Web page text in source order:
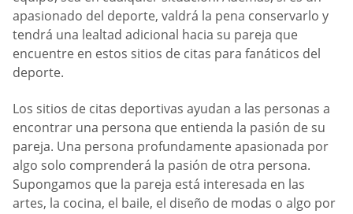
apasionado del deporte, valdrá la pena conservarlo y
tendrá una lealtad adicional hacia su pareja que
encuentre en estos sitios de citas para fanáticos del
deporte.
Los sitios de citas deportivas ayudan a las personas a
encontrar una persona que entienda la pasión de su
pareja. Una persona profundamente apasionada por
algo solo comprenderá la pasión de otra persona.
Supongamos que la pareja está interesada en las
artes, la cocina, el baile, el diseño de modas o algo por